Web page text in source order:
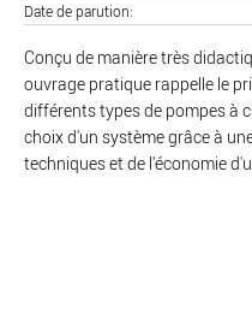
Date de parution
Conçu de manière très
ouvrage pratique rappelle le
différents types de pompes à
choix d'un système grâce à
techniques et de l'économie